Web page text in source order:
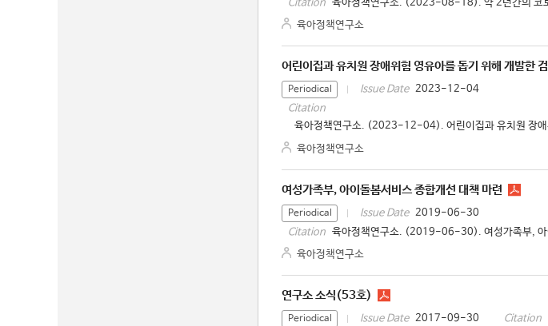
Citation 육아정책연구소. (2023-08-18). 약 2년간의 코
육아정책연구소
어린이집과 유치원 장애위험 영유아를 돕기 위해 개발한
Periodical Issue Date 2023-12-04
Citation
육아정책연구소. (2023-12-04). 어린이집과 유치원 장애
육아정책연구소
여성가족부, 아이돌봄서비스 종합개선 대책 마련
Periodical Issue Date 2019-06-30
Citation 육아정책연구소. (2019-06-30). 여성가족부, 아
육아정책연구소
연구소 소식(53호)
Periodical Issue Date 2017-09-30 Citation